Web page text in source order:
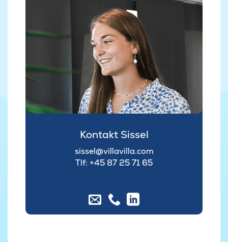
Kontakt Sissel
sissel@villavilla.com
Tlf: +45 87 25 71 65